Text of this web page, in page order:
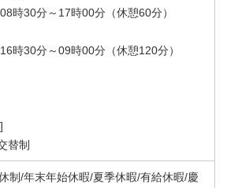
時30分～17時00分（休憩60分）
時30分～09時00分（休憩120分）
替制
制/年末年始休暇/夏季休暇/有給休暇/慶